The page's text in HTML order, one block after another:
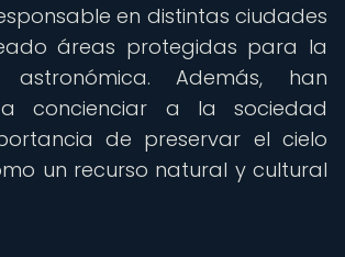
en distintas ciudades
áreas protegidas para la
astronómica. Además, han
concienciar a la sociedad
de preservar el cielo
un recurso natural y cultural